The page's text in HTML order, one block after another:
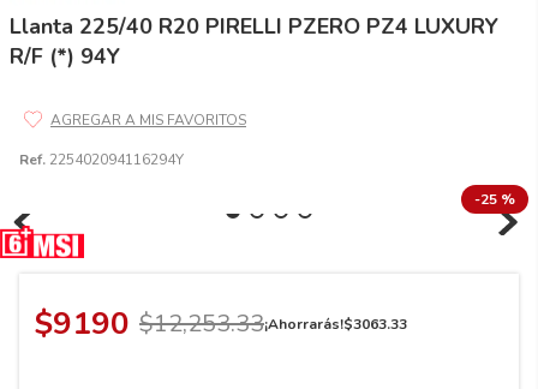
Llanta 225/40 R20 PIRELLI PZERO PZ4 LUXURY
R/F (*) 94Y
Ref. 225402094116294Y
-25 %
$9190 $12,253.33¡Ahorrarás!$3063.33
7.245